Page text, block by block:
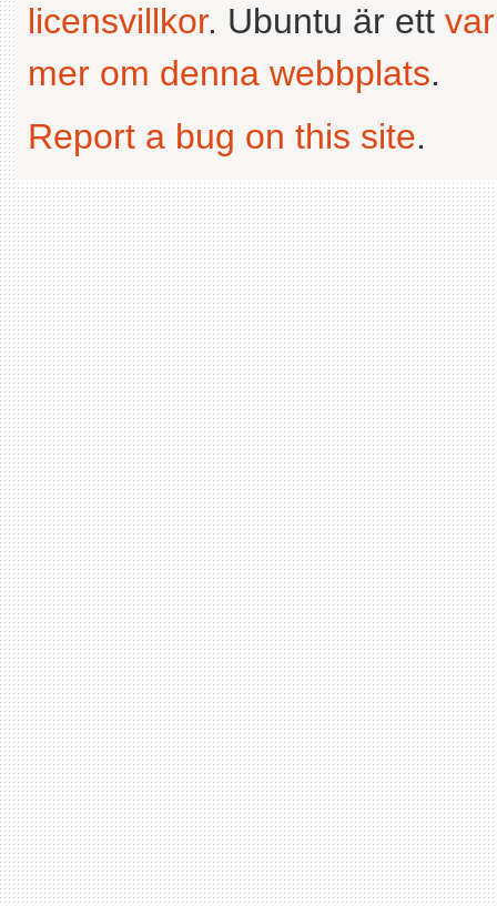
licensvillkor. Ubuntu är ett
mer om denna webbplats.
Report a bug on this site.